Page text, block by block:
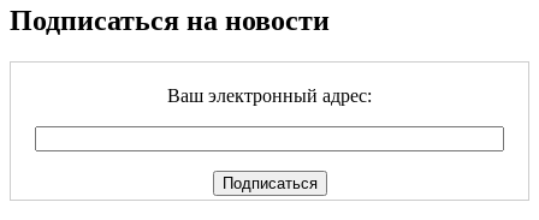
Подписаться на новости
Ваш электронный адрес: